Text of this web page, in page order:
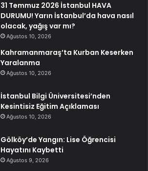
31 Temmuz 2026 İstanbul HAVA
DURUMU! Yarın İstanbul’da hava nasıl
olacak, yağış var mı?
Ağustos 10, 2026
Kahramanmaraş’ta Kurban Keserken
Yaralanma
Ağustos 10, 2026
İstanbul Bilgi Üniversitesi’nden
Kesintisiz Eğitim Açıklaması
Ağustos 10, 2026
Gölköy’de Yangın: Lise Öğrencisi
Hayatını Kaybetti
Ağustos 9, 2026